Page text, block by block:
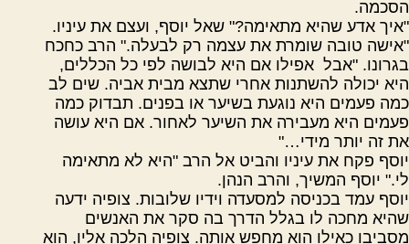
הסכמה.
"איך אדע שהיא מתאימה?" שאל יוסף, ועצם את עיניו.
"אישה טובה שומרת את עצמה רק לבעלה." הרב כחכח
בגרונו. "אבל אפילו אם היא לבושה לפי כל הכללים,
היא יכולה להשתנות אחרי שתצא מבית אביה. שים לב
כמה פעמים היא נוגעת בשיער או בפנים. תבדוק כמה
פעמים היא מעבירה את השיער לאחור. אם היא עושה
את זה יותר מידי…"
יוסף פקח את עיניו והביט אל הרב "היא לא מתאימה
לי." יוסף המשיך, והרב הנהן.
יוסף עמד בכניסה למסעדה וידיו שלובות. צופיה ידעה
שהיא מחכה לו בגלל הדרך בה סקר את האנשים
מסביבו כאילו הוא מחפש אותה. צופיה הלכה אליו, הוא